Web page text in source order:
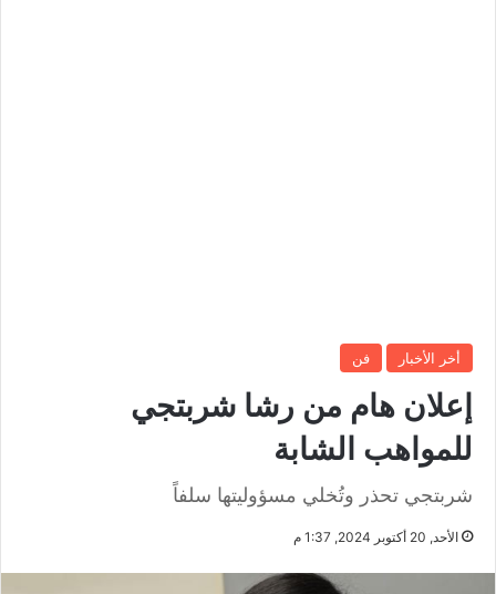
أخر الأخبار فن
إعلان هام من رشا شربتجي
للمواهب الشابة
شربتجي تحذر وتُخلي مسؤوليتها سلفاً
الأحد, 20 أكتوبر 2024, 1:37 م